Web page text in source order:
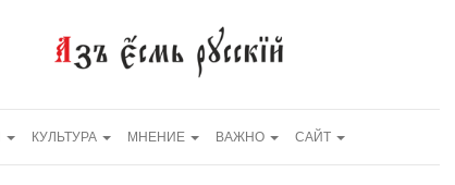
КУЛЬТУРА МНЕНИЕ ВАЖНО САЙТ